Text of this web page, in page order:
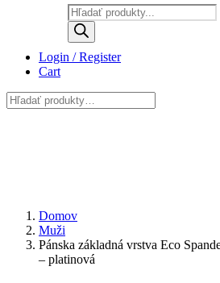
Products
search
Login / Register
Cart
Domov
Muži
Pánska základná vrstva Eco
– platinová